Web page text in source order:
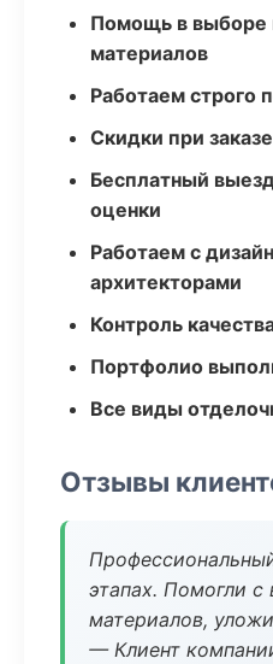
Помощь в выборе
материалов
Работаем строго
Скидки при
Бесплатный
оценки
Работаем с
архитекторами
Контроль
Портфолио
Все виды
Отзывы
этапах. Помогли
материалов,
— Клиент